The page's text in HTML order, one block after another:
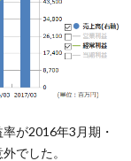
が2016年3月期・
でした。